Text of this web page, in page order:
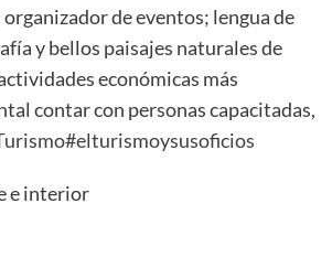
de eventos; lengua de
y bellos paisajes naturales de
económicas más
contar con personas capacitadas,
#elturismoysusoficios